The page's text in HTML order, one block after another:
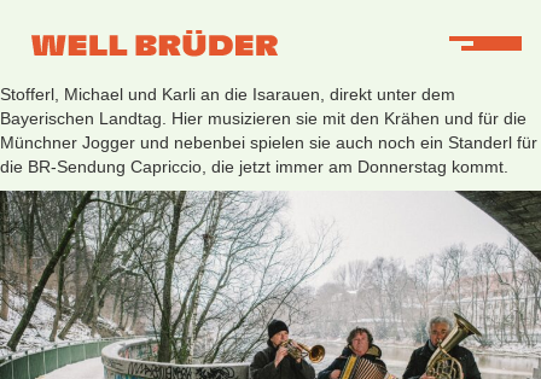
Stofferl, Michael und Karli an die Isarauen, direkt unter dem
Bayerischen Landtag. Hier musizieren sie mit den Krähen und für die
Münchner Jogger und nebenbei spielen sie auch noch ein Standerl für
die BR-Sendung Capriccio, die jetzt immer am Donnerstag kommt.